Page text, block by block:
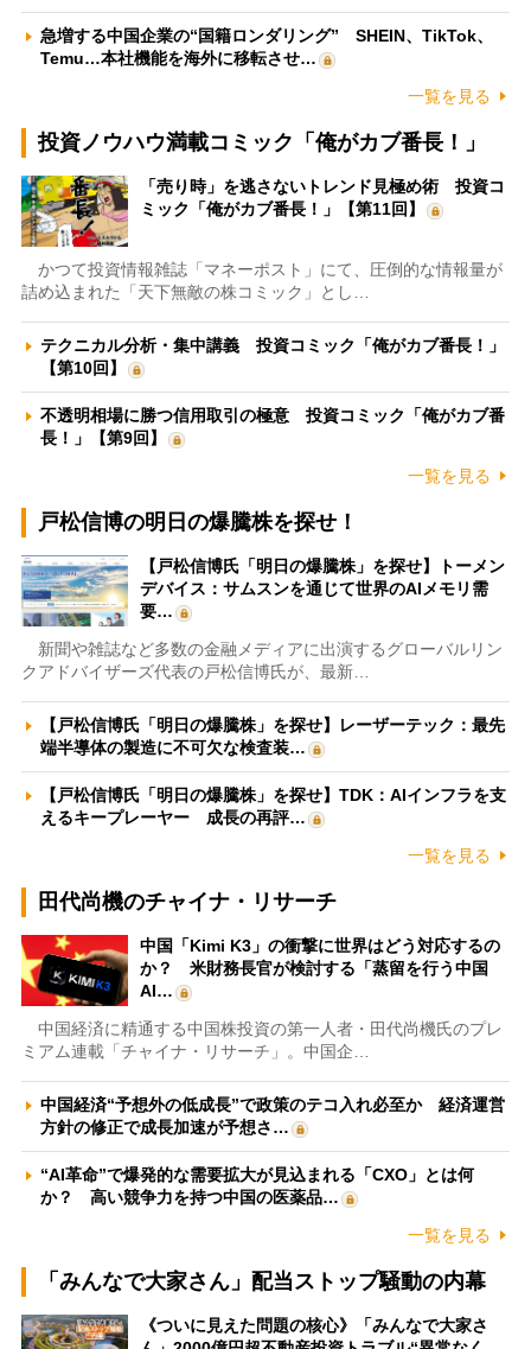
急増する中国企業の“国籍ロンダリング” SHEIN、TikTok、
Temu…本社機能を海外に移転させ…
一覧を見る
投資ノウハウ満載コミック「俺がカブ番長！」
「売り時」を逃さないトレンド見極め術 投資コ
ミック「俺がカブ番長！」【第11回】
かつて投資情報雑誌「マネーポスト」にて、圧倒的な情報量が
詰め込まれた「天下無敵の株コミック」とし…
テクニカル分析・集中講義 投資コミック「俺がカブ番長！」
【第10回】
不透明相場に勝つ信用取引の極意 投資コミック「俺がカブ番
長！」【第9回】
一覧を見る
戸松信博の明日の爆騰株を探せ！
【戸松信博氏「明日の爆騰株」を探せ】トーメン
デバイス：サムスンを通じて世界のAIメモリ需
要…
新聞や雑誌など多数の金融メディアに出演するグローバルリン
クアドバイザーズ代表の戸松信博氏が、最新…
【戸松信博氏「明日の爆騰株」を探せ】レーザーテック：最先
端半導体の製造に不可欠な検査装…
【戸松信博氏「明日の爆騰株」を探せ】TDK：AIインフラを支
えるキープレーヤー 成長の再評…
一覧を見る
田代尚機のチャイナ・リサーチ
中国「Kimi K3」の衝撃に世界はどう対応するの
か？ 米財務長官が検討する「蒸留を行う中国
AI…
中国経済に精通する中国株投資の第一人者・田代尚機氏のプレ
ミアム連載「チャイナ・リサーチ」。中国企…
中国経済“予想外の低成長”で政策のテコ入れ必至か 経済運営
方針の修正で成長加速が予想さ…
“AI革命”で爆発的な需要拡大が見込まれる「CXO」とは何
か？ 高い競争力を持つ中国の医薬品…
一覧を見る
「みんなで大家さん」配当ストップ騒動の内幕
《ついに見えた問題の核心》「みんなで大家さ